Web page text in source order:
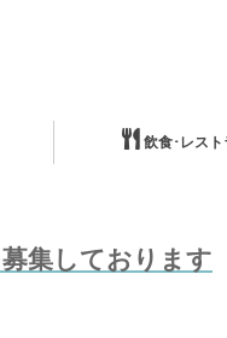
飲食･レスト
集しております